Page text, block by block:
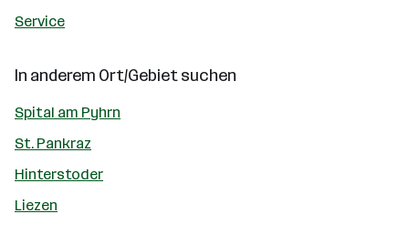
Service
In anderem Ort/Gebiet suchen
Spital am Pyhrn
St. Pankraz
Hinterstoder
Liezen